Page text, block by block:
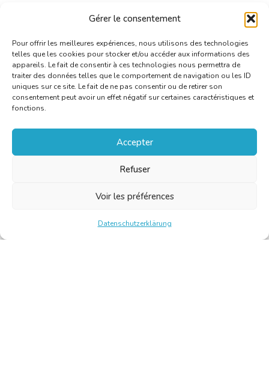
Gérer le consentement
Pour offrir les meilleures expériences, nous utilisons des technologies
telles que les cookies pour stocker et/ou accéder aux informations des
appareils. Le fait de consentir à ces technologies nous permettra de
traiter des données telles que le comportement de navigation ou les ID
uniques sur ce site. Le fait de ne pas consentir ou de retirer son
consentement peut avoir un effet négatif sur certaines caractéristiques et
fonctions.
Accepter
Refuser
Voir les préférences
Datenschutzerklärung
unbedingt erforderlich!